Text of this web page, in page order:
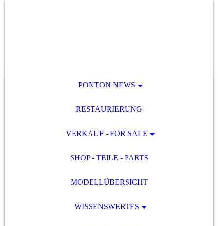
PONTON NEWS
RESTAURIERUNG
VERKAUF - FOR SALE
SHOP - TEILE - PARTS
MODELLÜBERSICHT
WISSENSWERTES